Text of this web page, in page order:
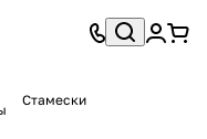
Стамески